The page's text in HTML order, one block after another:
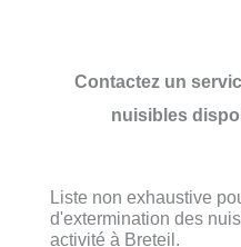
Contactez un
nuisibles
Liste non exhaustive
d'extermination des
activité à Breteil.